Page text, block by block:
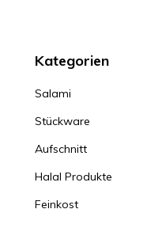
Kategorien
Salami
Stückware
Aufschnitt
Halal Produkte
Feinkost